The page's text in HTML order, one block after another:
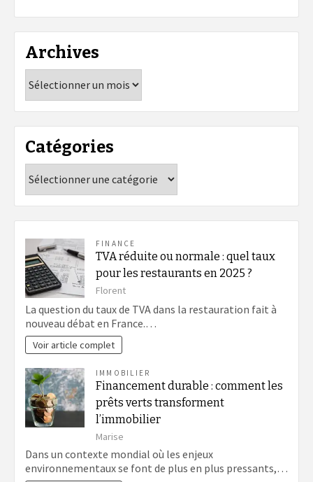
Archives
Catégories
FINANCE
TVA réduite ou normale : quel taux
pour les restaurants en 2025 ?
Florent
La question du taux de TVA dans la restauration fait à
nouveau débat en France.…
Voir article complet
IMMOBILIER
Financement durable : comment les
prêts verts transforment
l’immobilier
Marise
Dans un contexte mondial où les enjeux
environnementaux se font de plus en plus pressants,…